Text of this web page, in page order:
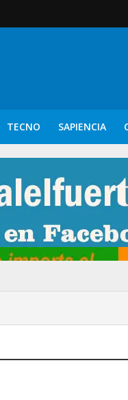
TECNO SAPIENCIA